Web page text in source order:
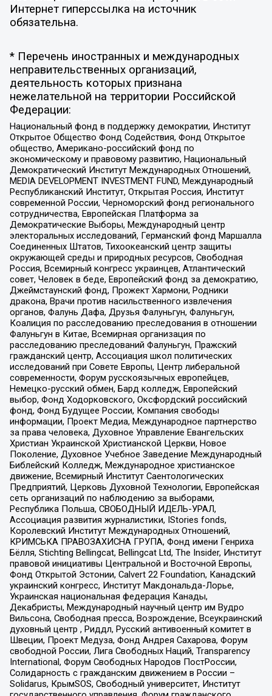
Интернет гиперссылка на источник
обязательна.
* Перечень иностранных и международных
неправительственных организаций,
деятельность которых признана
нежелательной на территории Российской
Федерации:
Национальный фонд в поддержку демократии, Институт
Открытое Общество Фонд Содействия, Фонд Открытое
общество, Американо-российский фонд по
экономическому и правовому развитию, Национальный
Демократический Институт Международных Отношений,
MEDIA DEVELOPMENT INVESTMENT FUND, Международный
Республиканский Институт, Открытая Россия, Институт
современной России, Черноморский фонд регионального
сотрудничества, Европейская Платформа за
Демократические Выборы, Международный центр
электоральных исследований, Германский фонд Маршалла
Соединенных Штатов, Тихоокеанский центр защиты
окружающей среды и природных ресурсов, Свободная
Россия, Всемирный конгресс украинцев, Атлантический
совет, Человек в беде, Европейский фонд за демократию,
Джеймстаунский фонд, Прожект Хармони, Родники
дракона, Врачи против насильственного извлечения
органов, Фалунь Дафа, Друзья Фалуньгун, Фалуньгун,
Коалиция по расследованию преследования в отношении
Фалуньгун в Китае, Всемирная организация по
расследованию преследований Фалуньгун, Пражский
гражданский центр, Ассоциация школ политических
исследований при Совете Европы, Центр либеральной
современности, Форум русскоязычных европейцев,
Немецко-русский обмен, Бард колледж, Европейский
выбор, Фонд Ходорковского, Оксфордский российский
фонд, Фонд Будущее России, Компания свободы
информации, Проект Медиа, Международное партнерство
за права человека, Духовное Управление Евангельских
Христиан Украинской Христианской Церкви, Новое
Поколение, Духовное Учебное Заведение Международный
Библейский Колледж, Международное христианское
движение, Всемирный Институт Саентологических
Предприятий, Церковь Духовной Технологии, Европейская
сеть организаций по наблюдению за выборами,
Республика Польша, СВОБОДНЫЙ ИДЕЛЬ-УРАЛ,
Ассоциация развития журналистики, IStories fonds,
Королевский Институт Международных Отношений,
КРИМСЬКА ПРАВОЗАХИСНА ГРУПА, Фонд имени Генриха
Бёлля, Stichting Bellingcat, Bellingcat Ltd, The Insider, Институт
правовой инициативы Центральной и Восточной Европы,
Фонд Открытой Эстонии, Calvert 22 Foundation, Канадский
украинский конгресс, Институт Макдональда-Лорье,
Украинская национальная федерация Канады,
Декабристы, Международный научный центр им Вудро
Вильсона, Свободная пресса, Возрождение, Всеукраинский
духовный центр , Риддл, Русский антивоенный комитет в
Швеции, Проект Медуза, Фонд Андрея Сахарова, Форум
свободной России, Лига Свободных Наций, Transparеncy
International, Форум Свободных Народов ПостРоссии,
Солидарность с гражданским движением в России –
Solidarus, КрымSOS, Свободный университет, Институт